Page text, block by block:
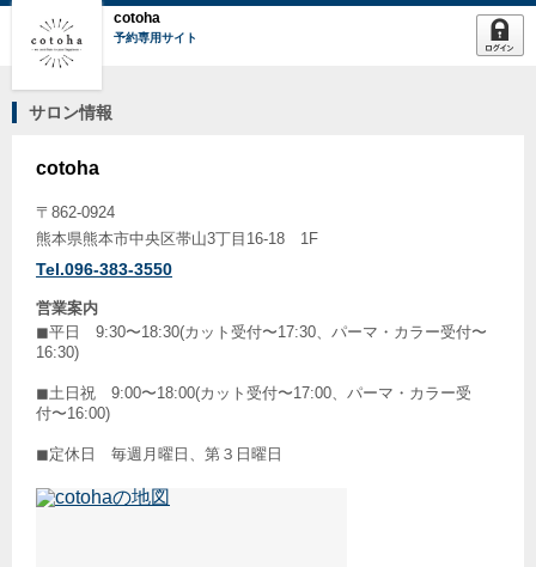
cotoha
予約専用サイト
サロン情報
cotoha
〒862-0924
熊本県熊本市中央区帯山3丁目16-18 1F
Tel.096-383-3550
営業案内
◼︎平日 9:30〜18:30(カット受付〜17:30、パーマ・カラー受付〜
16:30)
◼︎土日祝 9:00〜18:00(カット受付〜17:00、パーマ・カラー受
付〜16:00)
◼︎定休日 毎週月曜日、第３日曜日